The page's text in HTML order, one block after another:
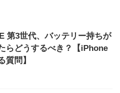
第3世代、バッテリー持ちが
らどうするべき？【iPhone
質問】